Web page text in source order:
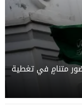
متنامٍ في تغطية